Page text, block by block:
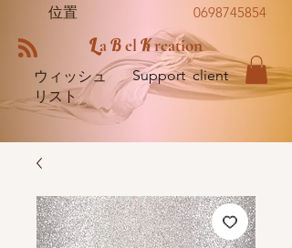
位置 0698745854
LaBel Kreation
ウィッシュ
リスト
Support client